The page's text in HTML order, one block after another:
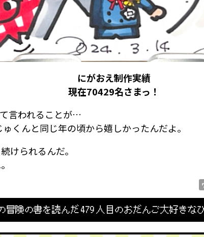
にがおえ制作実績
現在70429名さまっ！
言われることが…
くんと同じ年の頃から嬉しかったんだよ。
けられるんだ。
冒険の書を読んだ 479 人目のおだんご大好きな